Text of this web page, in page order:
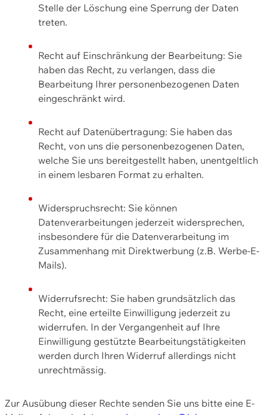
Stelle der Löschung eine Sperrung der Daten
treten.
Recht auf Einschränkung der Bearbeitung: Sie
haben das Recht, zu verlangen, dass die
Bearbeitung Ihrer personenbezogenen Daten
eingeschränkt wird.
Recht auf Datenübertragung: Sie haben das
Recht, von uns die personenbezogenen Daten,
welche Sie uns bereitgestellt haben, unentgeltlich
in einem lesbaren Format zu erhalten.
Widerspruchsrecht: Sie können
Datenverarbeitungen jederzeit widersprechen,
insbesondere für die Datenverarbeitung im
Zusammenhang mit Direktwerbung (z.B. Werbe-E-
Mails).
Widerrufsrecht: Sie haben grundsätzlich das
Recht, eine erteilte Einwilligung jederzeit zu
widerrufen. In der Vergangenheit auf Ihre
Einwilligung gestützte Bearbeitungstätigkeiten
werden durch Ihren Widerruf allerdings nicht
unrechtmässig.
Zur Ausübung dieser Rechte senden Sie uns bitte eine E-